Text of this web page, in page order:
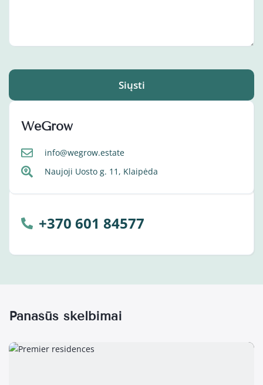
Siųsti
WeGrow
info@wegrow.estate
Naujoji Uosto g. 11, Klaipėda
+370 601 84577
Panašūs skelbimai